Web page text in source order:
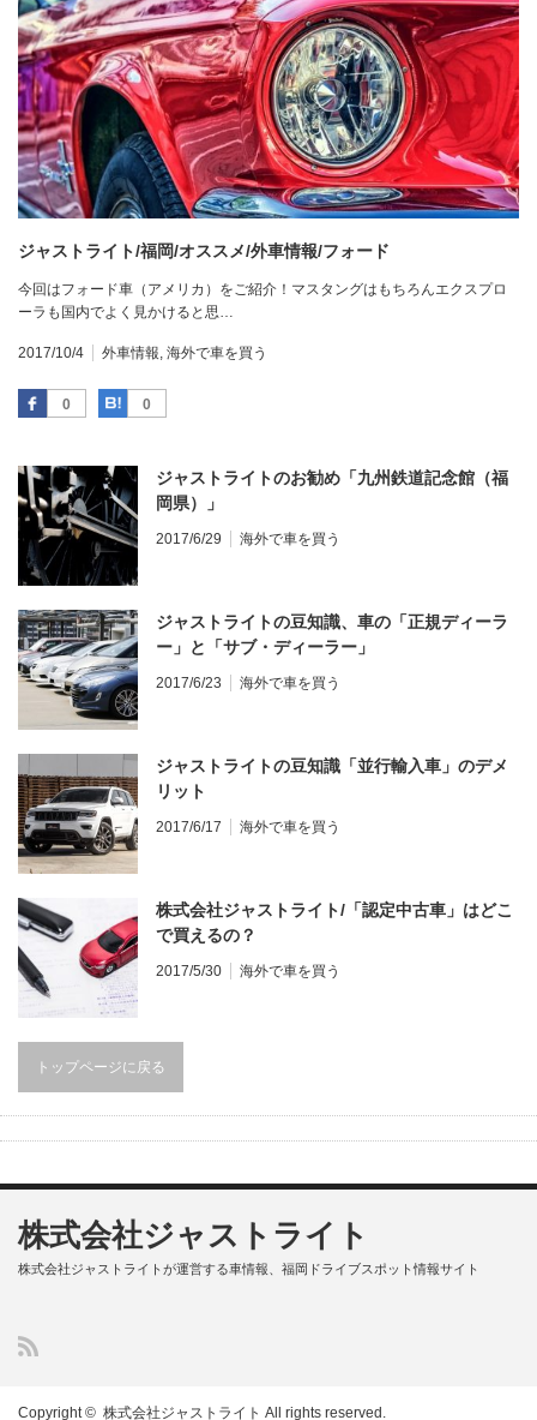
ジャストライト/福岡/オススメ/外車情報/フォード
今回はフォード車（アメリカ）をご紹介！マスタングはもちろんエクスプロ
ーラも国内でよく見かけると思…
2017/10/4 外車情報, 海外で車を買う
0
Facebook 0
はてなブックマーク
ジャストライトのお勧め「九州鉄道記念館（福
岡県）」
2017/6/29 海外で車を買う
ジャストライトの豆知識、車の「正規ディーラ
ー」と「サブ・ディーラー」
2017/6/23 海外で車を買う
ジャストライトの豆知識「並行輸入車」のデメ
リット
2017/6/17 海外で車を買う
株式会社ジャストライト/「認定中古車」はどこ
で買えるの？
2017/5/30 海外で車を買う
トップページに戻る
株式会社ジャストライト
株式会社ジャストライトが運営する車情報、福岡ドライブスポット情報サイト
Copyright © 株式会社ジャストライト All rights reserved.